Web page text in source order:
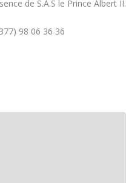
de S.A.S le Prince Albert II.
98 06 36 36